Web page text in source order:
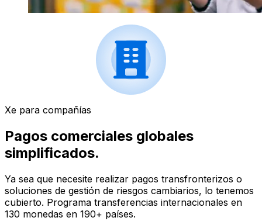
Xe para compañías
Pagos comerciales globales
simplificados.
Ya sea que necesite realizar pagos transfronterizos o
soluciones de gestión de riesgos cambiarios, lo tenemos
cubierto. Programa transferencias internacionales en
130 monedas en 190+ países.